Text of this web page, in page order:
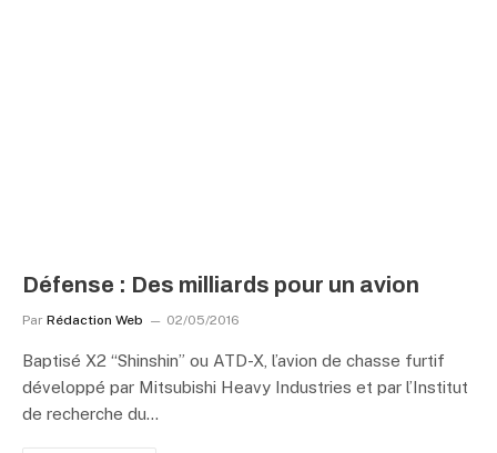
Défense : Des milliards pour un avion
Par Rédaction Web 02/05/2016
Baptisé X2 “Shinshin” ou ATD-X, l’avion de chasse furtif
développé par Mitsubishi Heavy Industries et par l’Institut
de recherche du…